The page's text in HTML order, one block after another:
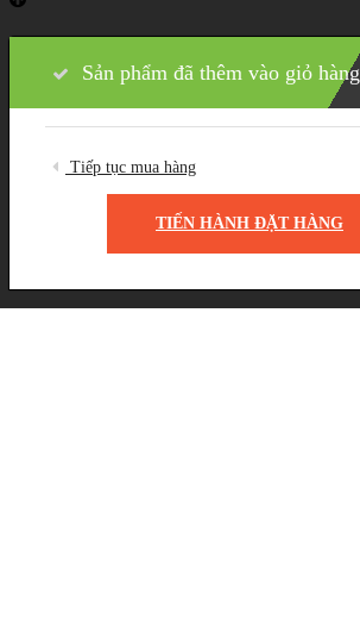
Sản phẩm đã thêm vào giỏ hàng
Tiếp tục mua hàng
TIẾN HÀNH ĐẶT HÀNG